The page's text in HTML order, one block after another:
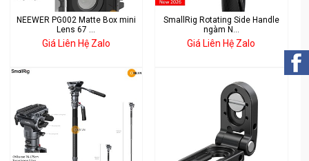
NEEWER PG002 Matte Box mini
Lens 67 ...
Giá Liên Hệ Zalo
SmallRig Rotating Side Handle
ngàm N...
Giá Liên Hệ Zalo